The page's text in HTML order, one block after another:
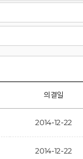
의결일
2014-12-22
2014-12-22